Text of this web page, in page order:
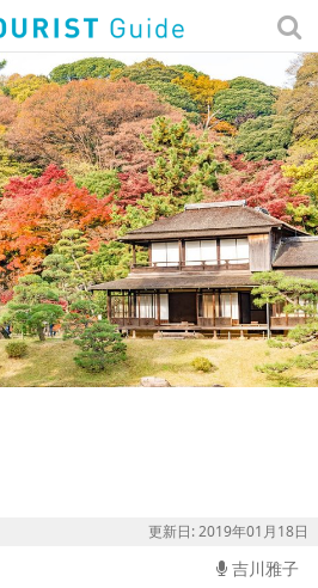
更新日: 2019年01月18日
吉川雅子